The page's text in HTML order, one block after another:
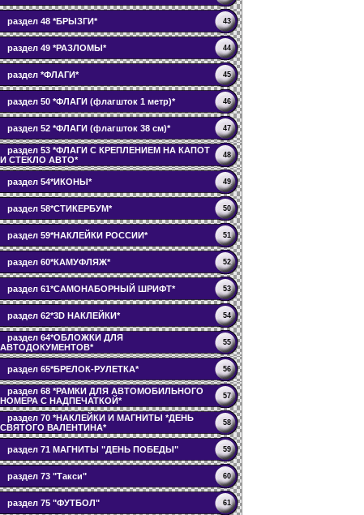
раздел 48 *БРЫЗГИ* 43
раздел 49 *РАЗЛОМЫ* 44
раздел *ФЛАГИ* 45
раздел 50 *ФЛАГИ (флагшток 1 метр)* 46
раздел 52 *ФЛАГИ (флагшток 38 см)* 47
раздел 53 *ФЛАГИ С КРЕПЛЕНИЕМ НА КАПОТ
И СТЕКЛО АВТО*
48
раздел 54*ИКОНЫ* 49
раздел 58*СТИКЕРБУМ* 50
раздел 59*НАКЛЕЙКИ РОССИИ* 51
раздел 60*КАМУФЛЯЖ* 52
раздел 61*САМОНАБОРНЫЙ ШРИФТ* 53
раздел 62*3D НАКЛЕЙКИ* 54
раздел 64*ОБЛОЖКИ ДЛЯ
АВТОДОКУМЕНТОВ*
55
раздел 65*БРЕЛОК-РУЛЕТКА* 56
раздел 68 *РАМКИ ДЛЯ АВТОМОБИЛЬНОГО
НОМЕРА С НАДПЕЧАТКОЙ*
57
раздел 70 *НАКЛЕЙКИ И МАГНИТЫ *ДЕНЬ
СВЯТОГО ВАЛЕНТИНА*
58
раздел 71 МАГНИТЫ "ДЕНЬ ПОБЕДЫ" 59
раздел 73 "Такси" 60
раздел 75 "ФУТБОЛ" 61